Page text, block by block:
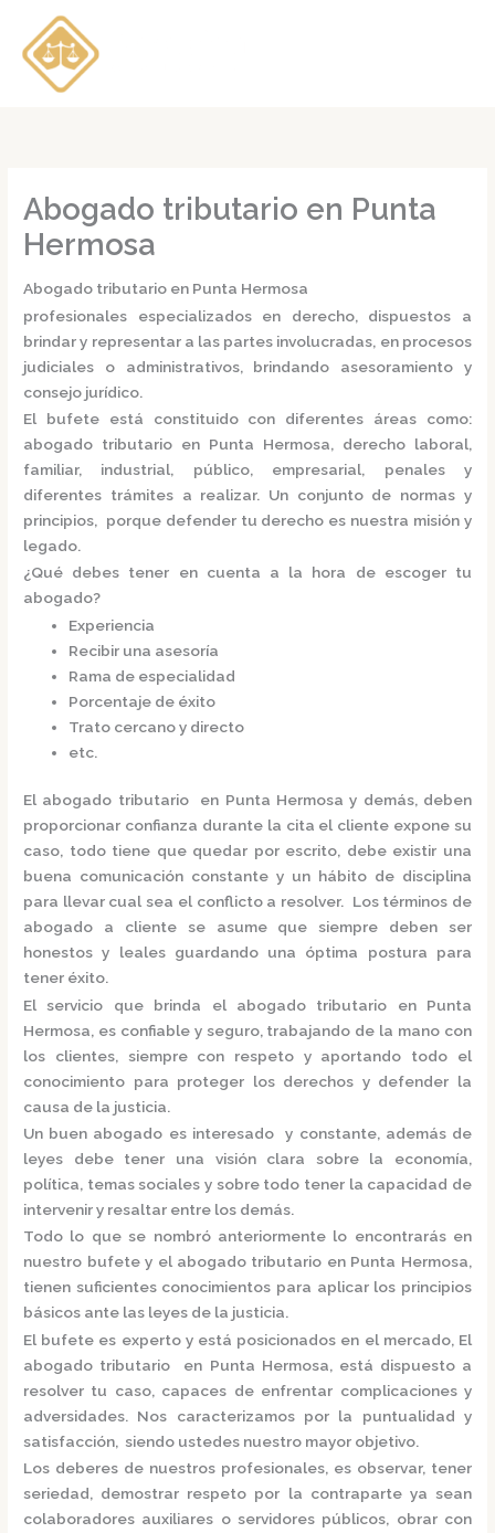
contenido
Abogado tributario en Punta
Hermosa
Abogado tributario en Punta Hermosa
profesionales especializados en derecho, dispuestos a
brindar y representar a las partes involucradas, en procesos
judiciales o administrativos, brindando asesoramiento y
consejo jurídico.
El bufete está constituido con diferentes áreas como:
abogado tributario en Punta Hermosa,
derecho laboral,
familiar, industrial, público, empresarial, penales y
diferentes trámites a realizar. Un conjunto de normas y
principios, porque defender tu derecho es nuestra misión y
legado.
¿Qué debes tener en cuenta a la hora de escoger tu
abogado?
Experiencia
Recibir una asesoría
Rama de especialidad
Porcentaje de éxito
Trato cercano y directo
etc.
El abogado tributario en Punta Hermosay demás, deben
proporcionar confianza durante la cita el cliente expone su
caso, todo tiene que quedar por escrito, debe existir una
buena comunicación constante y un hábito de disciplina
para llevar cual sea el conflicto a resolver. Los términos de
abogado a cliente se asume que siempre deben ser
honestos y leales guardando una óptima postura para
tener éxito.
El servicio que brinda el abogado tributario en Punta
Hermosa, es confiable y seguro, trabajando de la mano con
los clientes, siempre con respeto y aportando todo el
conocimiento para proteger los derechos y defender la
causa de la justicia.
Un buen abogado es interesado y constante, además de
leyes debe tener una visión clara sobre la economía,
política, temas sociales y sobre todo tener la capacidad de
intervenir y resaltar entre los demás.
Todo lo que se nombró anteriormente lo encontrarás en
nuestro bufete y el abogado tributario en Punta Hermosa,
tienen suficientes conocimientos para aplicar los principios
básicos ante las leyes de la justicia.
El bufete es experto y está posicionados en el mercado, El
abogado tributario en Punta Hermosa, está dispuesto a
resolver tu caso, capaces de enfrentar complicaciones y
adversidades. Nos caracterizamos por la puntualidad y
satisfacción, siendo ustedes nuestro mayor objetivo.
Los deberes de nuestros profesionales, es observar, tener
seriedad, demostrar respeto por la contraparte ya sean
colaboradores auxiliares o servidores públicos, obrar con